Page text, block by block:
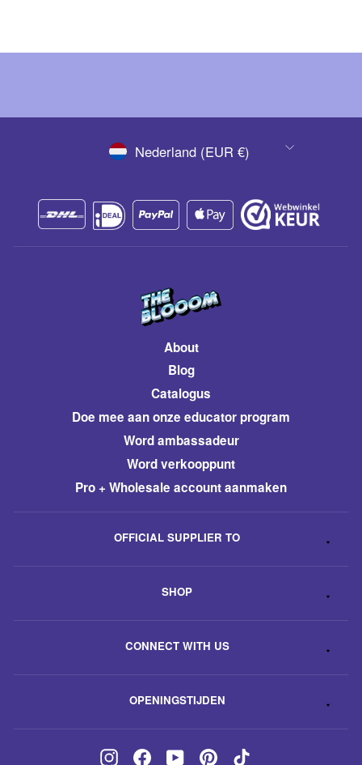
VALUTANederland (EUR €)
About
Blog
Catalogus
​Doe mee aan onze educator program
Word ambassadeur
​Word verkooppunt
Pro + Wholesale account aanmaken
OFFICIAL SUPPLIER TO
SHOP
CONNECT WITH US
OPENINGSTIJDEN
InstagramFacebook
YouTubePinterestTikTok